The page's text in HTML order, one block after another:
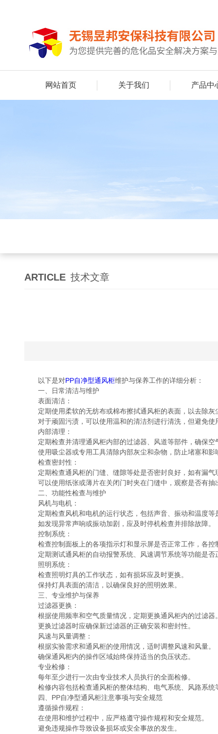
网站首页 关于我们 产品中
ARTICLE 技术文章
以下是对PP自净型通风柜维护与保养工作的详细分析：
一、日常清洁与维护
表面清洁：
定期使用柔软的无纺布或棉布擦拭通风柜的表面，以去除灰
对于顽固污渍，可以使用温和的清洁剂进行清洗，但避免使
内部清理：
定期检查并清理通风柜内部的过滤器、风道等部件，确保空
使用吸尘器或专用工具清除内部灰尘和杂物，防止堵塞和影
检查密封性：
定期检查通风柜的门缝、缝隙等处是否密封良好，如有漏气
可以使用纸张或薄片在关闭门时夹在门缝中，观察是否有抽
二、功能性检查与维护
风机与电机：
定期检查风机和电机的运行状态，包括声音、振动和温度等
如发现异常声响或振动加剧，应及时停机检查并排除故障。
控制系统：
检查控制面板上的各项指示灯和显示屏是否正常工作，各控
定期测试通风柜的自动报警系统、风速调节系统等功能是否
照明系统：
检查照明灯具的工作状态，如有损坏应及时更换。
保持灯具表面的清洁，以确保良好的照明效果。
三、专业维护与保养
过滤器更换：
根据使用频率和空气质量情况，定期更换通风柜内的过滤器
更换过滤器时应确保新过滤器的正确安装和密封性。
风速与风量调整：
根据实验需求和通风柜的使用情况，适时调整风速和风量。
确保通风柜内的操作区域始终保持适当的负压状态。
专业检修：
每年至少进行一次由专业技术人员执行的全面检修。
检修内容包括检查通风柜的整体结构、电气系统、风路系统
四、PP自净型通风柜注意事项与安全规范
遵循操作规程：
在使用和维护过程中，应严格遵守操作规程和安全规范。
避免违规操作导致设备损坏或安全事故的发生。